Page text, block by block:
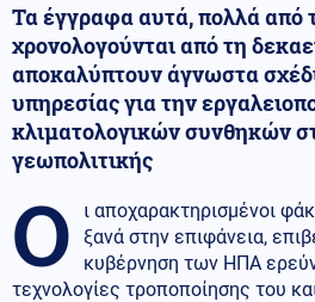
Τα έγγραφα αυτά, πολλά από
χρονολογούνται από τη
αποκαλύπτουν άγνωστα
υπηρεσίας για την
κλιματολογικών συνθηκών
γεωπολιτικής
Ο
ι αποχαρακτηρισμένοι
ξανά στην επιφάνεια,
κυβέρνηση των ΗΠΑ
τεχνολογίες τροποποίησης του